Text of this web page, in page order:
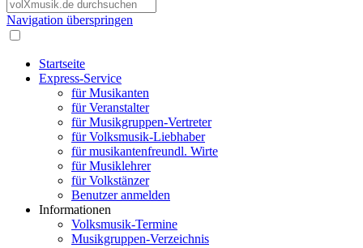
Navigation überspringen
Startseite
Express-Service
für Musikanten
für Veranstalter
für Musikgruppen-Vertreter
für Volksmusik-Liebhaber
für musikantenfreundl. Wirte
für Musiklehrer
für Volkstänzer
Benutzer anmelden
Informationen
Volksmusik-Termine
Musikgruppen-Verzeichnis